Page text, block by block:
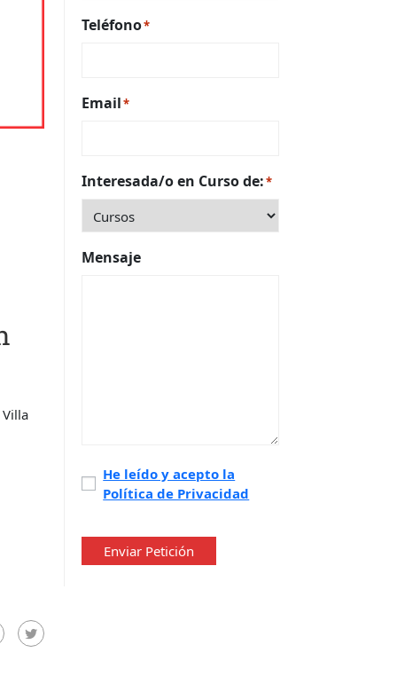
Teléfono*
Email*
Interesada/o en Curso de:*
Mensaje
Política
de
He leído y acepto la
Política de Privacidad
Enviar Petición